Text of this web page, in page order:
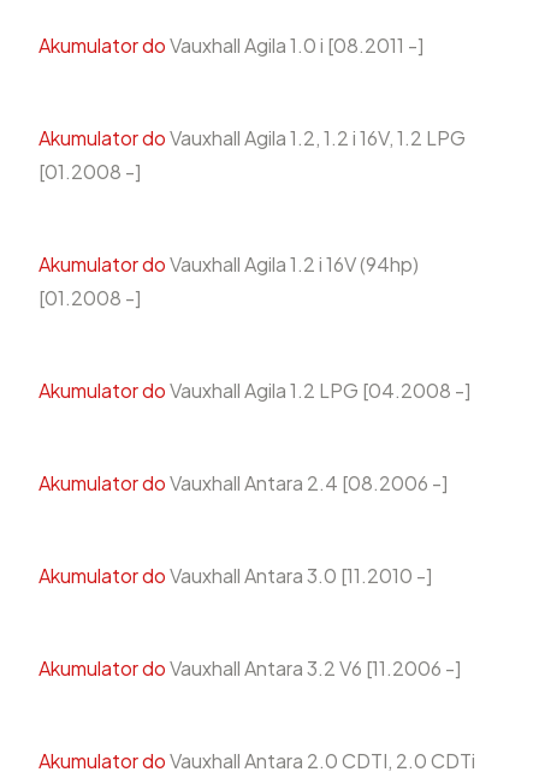
Akumulator doVauxhall Agila 1.0 i [08.2011 -]
Akumulator doVauxhall Agila 1.2, 1.2 i 16V, 1.2 LPG
[01.2008 -]
Akumulator doVauxhall Agila 1.2 i 16V (94hp)
[01.2008 -]
Akumulator doVauxhall Agila 1.2 LPG [04.2008 -]
Akumulator doVauxhall Antara 2.4 [08.2006 -]
Akumulator doVauxhall Antara 3.0 [11.2010 -]
Akumulator doVauxhall Antara 3.2 V6 [11.2006 -]
Akumulator doVauxhall Antara 2.0 CDTI, 2.0 CDTi